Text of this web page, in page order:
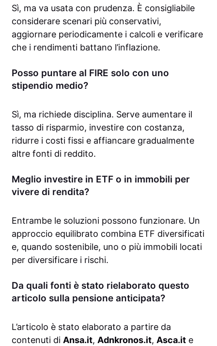
Sì, ma va usata con prudenza. È consigliabile
considerare scenari più conservativi,
aggiornare periodicamente i calcoli e verificare
che i rendimenti battano l’inflazione.
Posso puntare al FIRE solo con uno
stipendio medio?
Sì, ma richiede disciplina. Serve aumentare il
tasso di risparmio, investire con costanza,
ridurre i costi fissi e affiancare gradualmente
altre fonti di reddito.
Meglio investire in ETF o in immobili per
vivere di rendita?
Entrambe le soluzioni possono funzionare. Un
approccio equilibrato combina ETF diversificati
e, quando sostenibile, uno o più immobili locati
per diversificare i rischi.
Da quali fonti è stato rielaborato questo
articolo sulla pensione anticipata?
L’articolo è stato elaborato a partire da
contenuti di Ansa.it, Adnkronos.it, Asca.it e